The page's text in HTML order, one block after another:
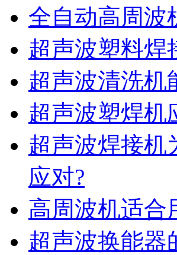
全自动高周波
超声波塑料焊
超声波清洗机
超声波塑焊机
超声波焊接机
应对?
高周波机适合
超声波换能器